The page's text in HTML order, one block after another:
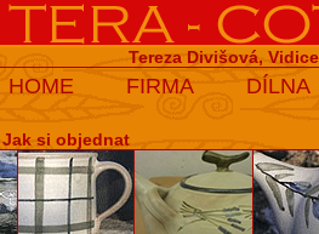
Tereza Divišová,
HOME FIRMA DÍLNA
Jak si objednat